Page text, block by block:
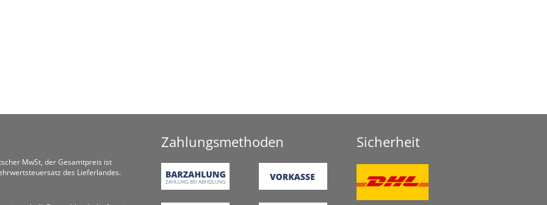
MwSt, der Gesamtpreis ist
des Lieferlandes.
Zahlungsmethoden Sicherheit